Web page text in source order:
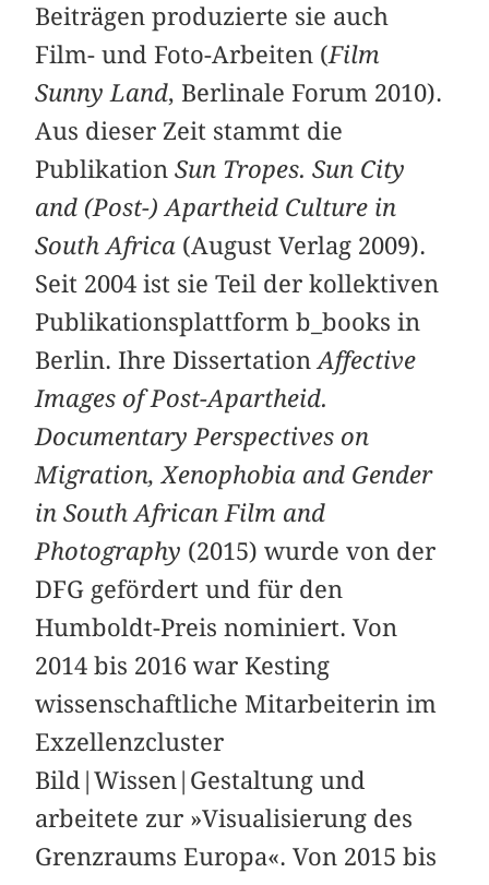
Beiträgen produzierte sie auch
Film- und Foto-Arbeiten (Film
Sunny Land, Berlinale Forum 2010).
Aus dieser Zeit stammt die
PublikationSun Tropes. Sun City
and (Post-) Apartheid Culture in
South Africa (August Verlag 2009).
Seit 2004 ist sie Teil der kollektiven
Publikationsplattform b_books in
Berlin. Ihre DissertationAffective
Images of Post-Apartheid.
Documentary Perspectives on
Migration, Xenophobia and Gender
in South African Film and
Photography (2015) wurde von der
DFG gefördert und für den
Humboldt-Preis nominiert. Von
2014 bis 2016 war Kesting
wissenschaftliche Mitarbeiterin im
Exzellenzcluster
Bild|Wissen|Gestaltung und
arbeitete zur »Visualisierung des
Grenzraums Europa«. Von 2015 bis